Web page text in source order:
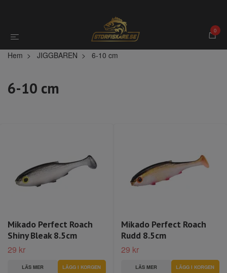
0
Hem JIGGBAREN 6-10 cm
6-10 cm
Mikado Perfect Roach
Shiny Bleak 8.5cm
29 kr
LÄS MER
Mikado Perfect Roach
Rudd 8.5cm
29 kr
LÄS MER